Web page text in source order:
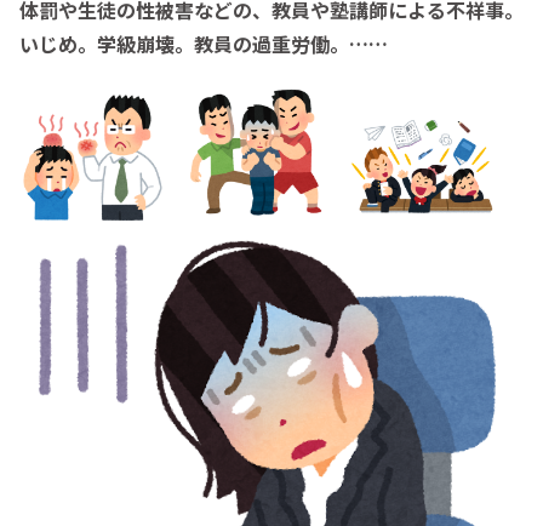
体罰や生徒の性被害などの、教員や塾講師による不祥事。
いじめ。学級崩壊。教員の過重労働。……